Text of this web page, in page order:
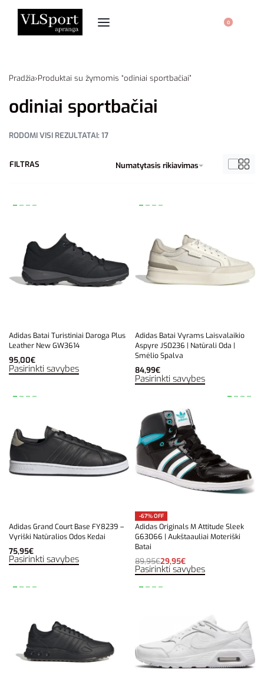
0
Pradžia›Produktai su žymomis “odiniai sportbačiai”
odiniai sportbačiai
RODOMI VISI REZULTATAI: 17
Numatytasis rikiavimas
FILTRAS
Adidas Batai Turistiniai Daroga Plus
Leather New GW3614
95,00€
Pasirinkti savybes
Adidas Batai Vyrams Laisvalaikio
Aspyre JS0236 | Natūrali Oda |
Smėlio Spalva
84,99€
Pasirinkti savybes
Adidas Grand Court Base FY8239 –
Vyriški Natūralios Odos Kedai
75,95€
Pasirinkti savybes
-67% OFF
Adidas Originals M Attitude Sleek
G63066 | Aukštaauliai Moteriški
Batai
89,95€29,95€
Pasirinkti savybes